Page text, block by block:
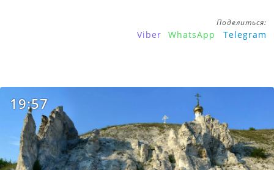
Поделиться:
Viber WhatsApp Telegram
19:57